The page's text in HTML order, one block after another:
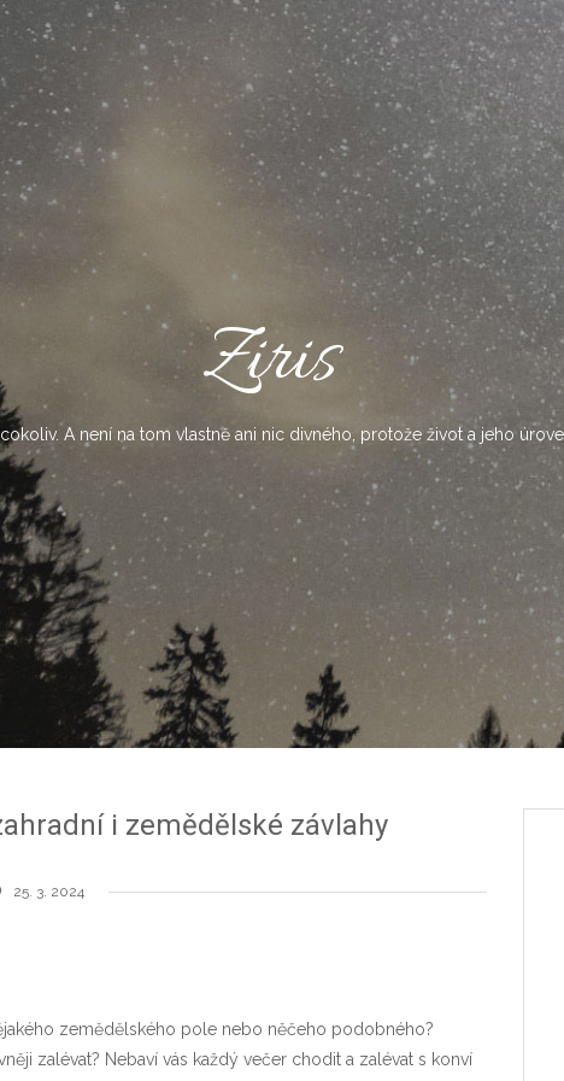
Ziris
A není na tom vlastně ani nic divného, protože život a jeho
i zemědělské závlahy
25. 3. 2024
zemědělského pole nebo něčeho podobného?
zalévat? Nebaví vás každý večer chodit a zalévat s konví